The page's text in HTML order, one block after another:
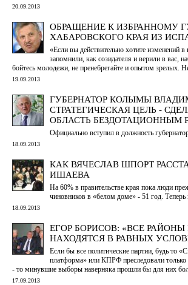
20.09.2013
ОБРАЩЕНИЕ К ИЗБРАННОМУ
ХАБАРОВСКОГО КРАЯ ИЗ
«Если вы действительно хотите изменений
запомнили, как созидателя и верили в вас,
бойтесь молодежи, не пренебрегайте и опытом зрелых.
19.09.2013
ГУБЕРНАТОР КОЛЫМЫ
СТРАТЕГИЧЕСКАЯ ЦЕЛЬ -
ОБЛАСТЬ БЕЗДОТАЦИОННЫМ
Официально вступил в должность
18.09.2013
КАК ВЯЧЕСЛАВ ШПОРТ
ИШАЕВА
На 60% в правительстве края пока люди
чиновников в «белом доме» - 51 год. Теперь
18.09.2013
ЕГОР БОРИСОВ: «ВСЕ
НАХОДЯТСЯ В РАВНЫХ
Если бы все политические партии, будь то
платформа» или КПРФ преследовали
- то минувшие выборы наверняка прошли бы для них
17.09.2013